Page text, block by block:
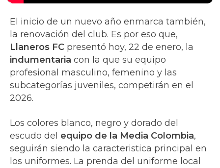
El inicio de un nuevo año enmarca también,
la renovación del club. Es por eso que,
Llaneros FC presentó hoy, 22 de enero, la
indumentaria con la que su equipo
profesional masculino, femenino y las
subcategorías juveniles, competirán en el
2026.
Los colores blanco, negro y dorado del
escudo del equipo de la Media Colombia,
seguirán siendo la caracteristica principal en
los uniformes. La prenda del uniforme local